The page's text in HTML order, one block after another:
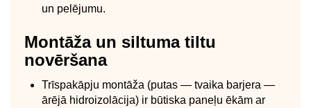
un pelējumu.
Montāža un siltuma tiltu
novēršana
Trīspakāpju montāža (putas — tvaika barjera —
ārējā hidroizolācija) ir būtiska paneļu ēkām ar